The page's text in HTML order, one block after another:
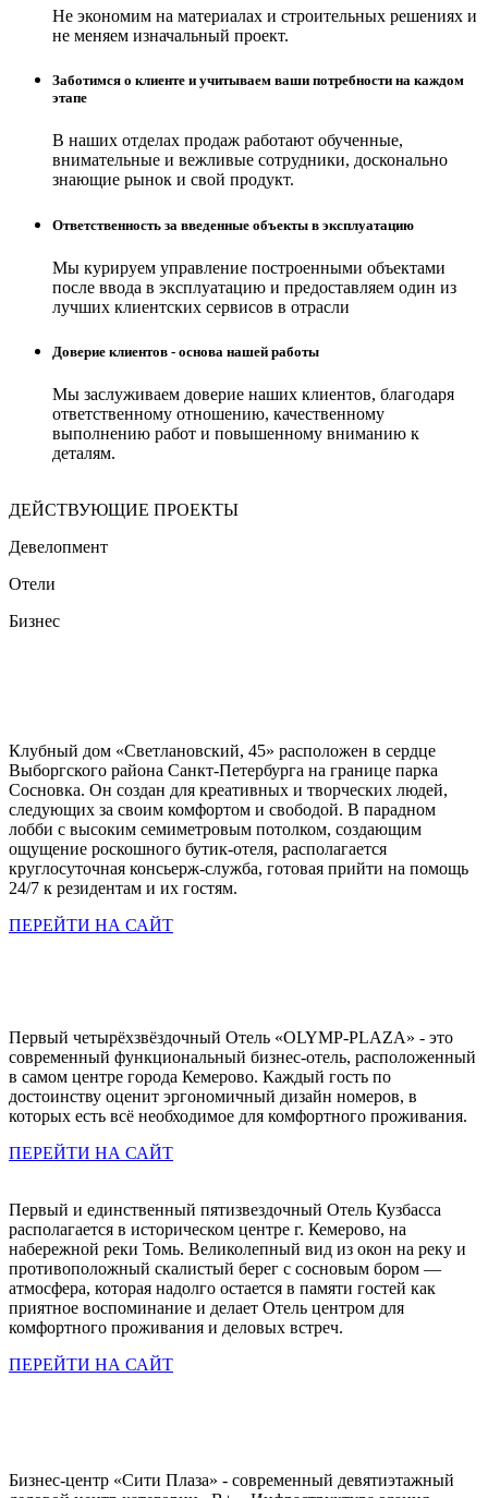
Не экономим на материалах и строительных решениях и
не меняем изначальный проект.
Заботимся о клиенте и учитываем ваши потребности на каждом
этапе
В наших отделах продаж работают обученные,
внимательные и вежливые сотрудники, досконально
знающие рынок и свой продукт.
Ответственность за введенные объекты в эксплуатацию
Мы курируем управление построенными объектами
после ввода в эксплуатацию и предоставляем один из
лучших клиентских сервисов в отрасли
Доверие клиентов - основа нашей работы
Мы заслуживаем доверие наших клиентов, благодаря
ответственному отношению, качественному
выполнению работ и повышенному вниманию к
деталям.
ДЕЙСТВУЮЩИЕ ПРОЕКТЫ
Девелопмент
Отели
Бизнес
Клубный дом «Светлановский, 45» расположен в сердце
Выборгского района Санкт-Петербурга на границе парка
Сосновка. Он создан для креативных и творческих людей,
следующих за своим комфортом и свободой. В парадном
лобби с высоким семиметровым потолком, создающим
ощущение роскошного бутик-отеля, располагается
круглосуточная консьерж-служба, готовая прийти на помощь
24/7 к резидентам и их гостям.
ПЕРЕЙТИ НА САЙТ
Первый четырёхзвёздочный Отель «OLYMP-PLAZA» - это
современный функциональный бизнес-отель, расположенный
в самом центре города Кемерово. Каждый гость по
достоинству оценит эргономичный дизайн номеров, в
которых есть всё необходимое для комфортного проживания.
ПЕРЕЙТИ НА САЙТ
Первый и единственный пятизвездочный Отель Кузбасса
располагается в историческом центре г. Кемерово, на
набережной реки Томь. Великолепный вид из окон на реку и
противоположный скалистый берег с сосновым бором —
атмосфера, которая надолго остается в памяти гостей как
приятное воспоминание и делает Отель центром для
комфортного проживания и деловых встреч.
ПЕРЕЙТИ НА САЙТ
Бизнес-центр «Сити Плаза» - современный девятиэтажный